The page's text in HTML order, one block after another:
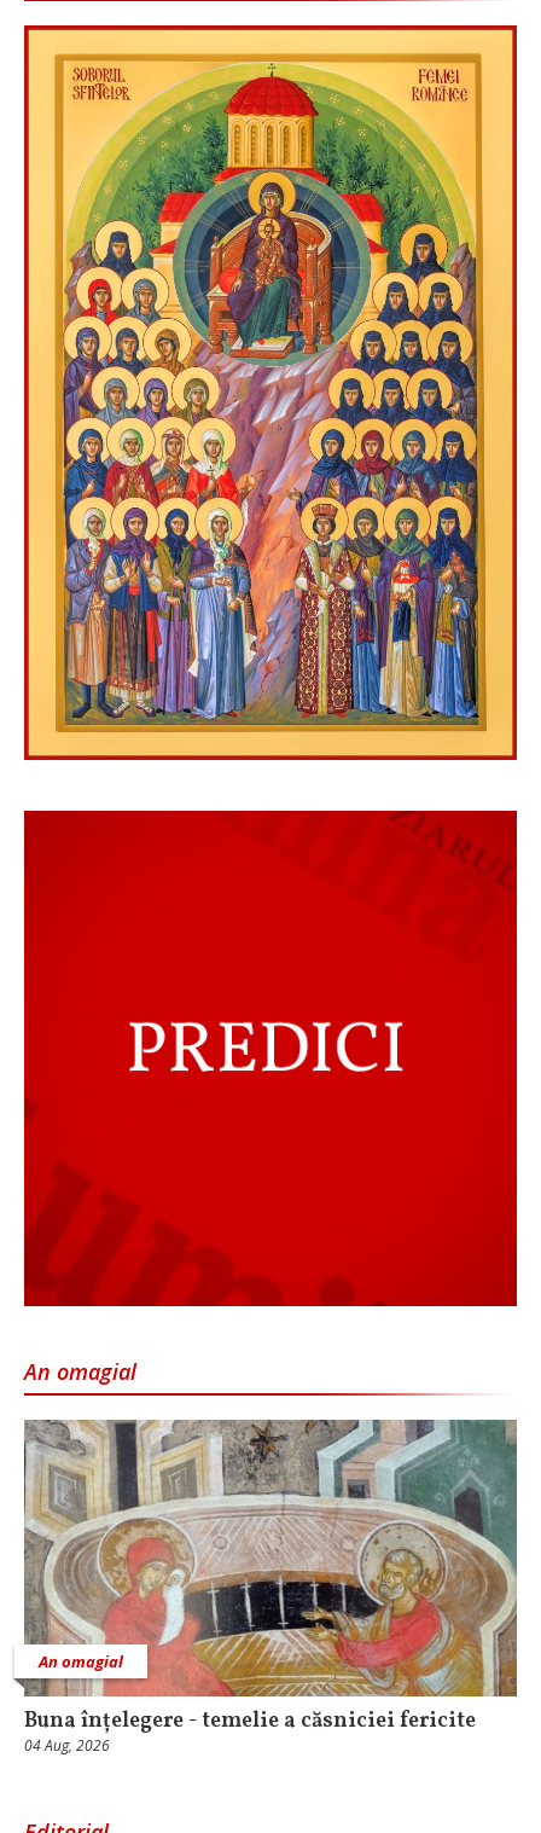
An omagial
An omagial
Buna înțelegere - temelie a căsniciei fericite
04 Aug, 2026